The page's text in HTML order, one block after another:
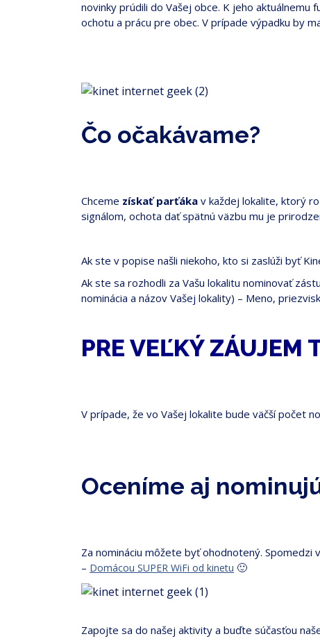
novinky prúdili do Vašej obce. K jeho aktuálnemu
ochotu a prácu pre obec. V prípade výpadku by
Čo očakávame?
Chceme získať parťáka v každej lokalite, ktorý
signálom, ochota dať spätnú väzbu mu je
Ak ste v popise našli niekoho, kto si zaslúži byť
Ak ste sa rozhodli za Vašu lokalitu nominovať
nominácia a názov Vašej lokality) – Meno,
PRE VEĽKÝ ZÁUJEM
V prípade, že vo Vašej lokalite bude väčší počet
Oceníme aj
Za nomináciu môžete byť ohodnotený. Spomedzi
– Domácou SUPER WiFi od kinetu 🙂
Zapojte sa do našej aktivity a buďte súčasťou